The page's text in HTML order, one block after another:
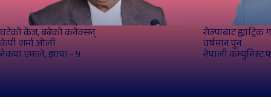
घटेको क्रेज, बढेको कनेक्सन्
केपी शर्मा ओली
नेकपा एमाले, झापा - ५
रोल्पाबाट ह्याट्रिक
वर्षमान पुन
नेपाली कम्युनिस्ट